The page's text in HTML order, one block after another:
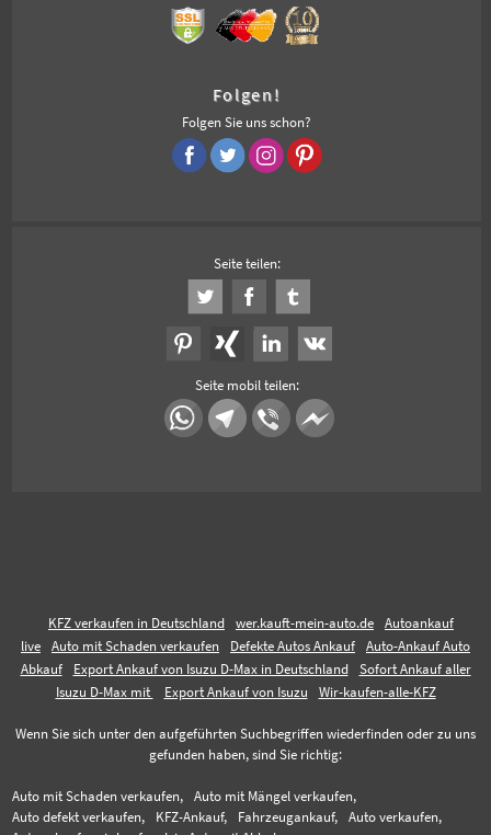
Folgen!
Folgen Sie uns schon?
Seite teilen:
Seite mobil teilen:
KFZ verkaufen in Deutschland wer.kauft-mein-auto.de
Autoankauf
live
Auto mit Schaden verkaufen Defekte Autos Ankauf
Auto-Ankauf Auto
Abkauf
Export Ankauf von Isuzu D-Max in Deutschland
Sofort Ankauf aller
Isuzu D-Max mit
Export Ankauf von Isuzu Wir-kaufen-alle-KFZ
Wenn Sie sich unter den aufgeführten Suchbegriffen wiederfinden oder zu uns
gefunden haben, sind Sie richtig:
Auto mit Schaden verkaufen,
Auto mit Mängel verkaufen,
Auto defekt verkaufen,
KFZ-Ankauf, Fahrzeugankauf,
Auto verkaufen,